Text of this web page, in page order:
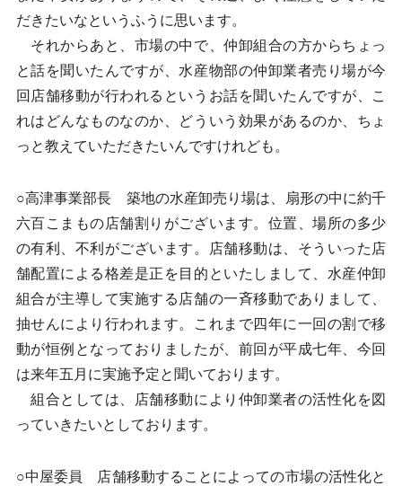
だきたいなというふうに思います。
それからあと、市場の中で、仲卸組合の方からちょっ
と話を聞いたんですが、水産物部の仲卸業者売り場が今
回店舗移動が行われるというお話を聞いたんですが、こ
れはどんなものなのか、どういう効果があるのか、ちょ
っと教えていただきたいんですけれども。
○高津事業部長 築地の水産卸売り場は、扇形の中に約千
六百こまもの店舗割りがございます。位置、場所の多少
の有利、不利がございます。店舗移動は、そういった店
舗配置による格差是正を目的といたしまして、水産仲卸
組合が主導して実施する店舗の一斉移動でありまして、
抽せんにより行われます。これまで四年に一回の割で移
動が恒例となっておりましたが、前回が平成七年、今回
は来年五月に実施予定と聞いております。
組合としては、店舗移動により仲卸業者の活性化を図
っていきたいとしております。
○中屋委員 店舗移動することによっての市場の活性化と